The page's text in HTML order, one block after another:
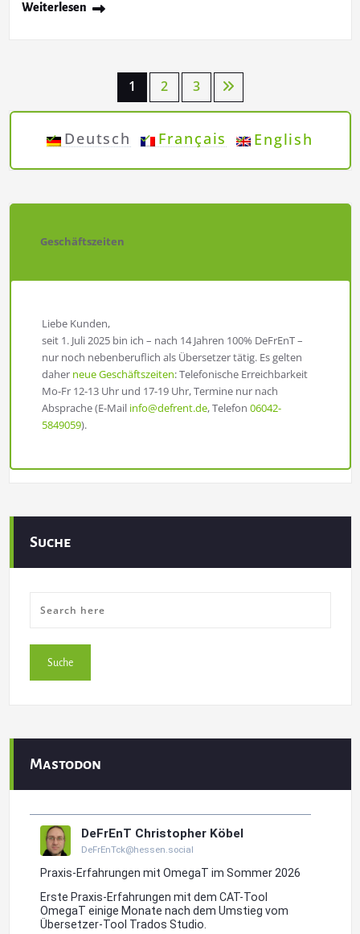
Weiterlesen
Seitennummerierung
der
Beiträge
1 2 3
Deutsch Français English
Geschäftszeiten
Liebe Kunden,
seit 1. Juli 2025 bin ich – nach 14 Jahren 100% DeFrEnT –
nur noch nebenberuflich als Übersetzer tätig. Es gelten
daher neue Geschäftszeiten: Telefonische Erreichbarkeit
Mo-Fr 12-13 Uhr und 17-19 Uhr, Termine nur nach
Absprache (E-Mail info@defrent.de, Telefon 06042-
5849059).
Suche
Mastodon